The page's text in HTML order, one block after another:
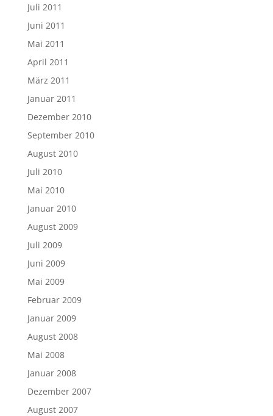
Juli 2011
Juni 2011
Mai 2011
April 2011
März 2011
Januar 2011
Dezember 2010
September 2010
August 2010
Juli 2010
Mai 2010
Januar 2010
August 2009
Juli 2009
Juni 2009
Mai 2009
Februar 2009
Januar 2009
August 2008
Mai 2008
Januar 2008
Dezember 2007
August 2007